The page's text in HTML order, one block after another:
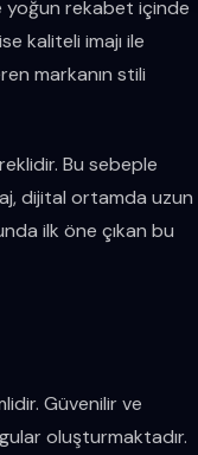
yoğun rekabet içinde
kaliteli imajı ile
markanın stili
Bu sebeple
dijital ortamda uzun
ilk öne çıkan bu
Güvenilir ve
oluşturmaktadır.